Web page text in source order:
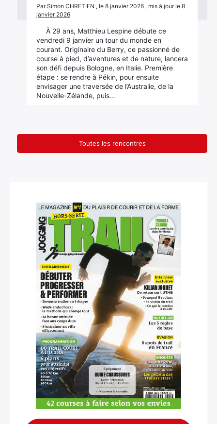
Par Simon CHRETIEN , le 8 janvier 2026 , mis à jour le 8
janvier 2026
À 29 ans, Matthieu Lespine débute ce
vendredi 9 janvier un tour du monde en
courant. Originaire du Berry, ce passionné de
course à pied, d’aventures et de nature, lancera
son défi depuis Bologne, en Italie. Première
étape : se rendre à Pékin, pour ensuite
envisager une traversée de l’Australie, de la
Nouvelle-Zélande, puis…
Toutes les rencontres